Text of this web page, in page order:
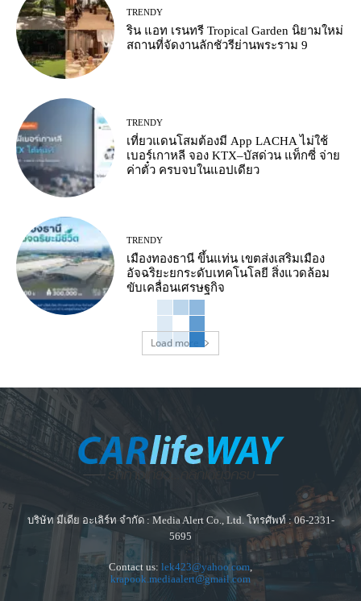
TRENDY
ริน แอท เรนทรี Tropical Garden นิยามใหม่
สถานที่จัดงานลักชัวรีย่านพระราม 9
TRENDY
เที่ยวแดนโสมต้องมี App LACHA ไม่ใช้
เบอร์เกาหลี จอง KTX–บัสด่วน แท็กซี่ จ่าย
ค่าตั๋ว ครบจบในแอปเดียว
TRENDY
เมืองทองธานี ขึ้นแท่น เขตส่งเสริมเมือง
อัจฉริยะยกระดับเทคโนโลยี สิ่งแวดล้อม
ขับเคลื่อนเศรษฐกิจ
Load more
บริษัท มีเดีย อะเลิร์ท จำกัด : Media Alert Co., Ltd. โทรศัพท์ : 06-2331-
5695
Contact us: lek423@yahoo.com,
krapook.mediaalert@gmail.com